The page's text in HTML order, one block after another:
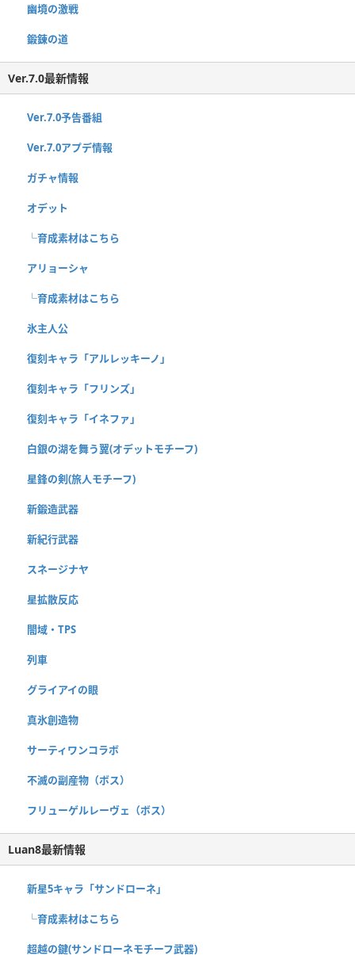
幽境の激戦
鍛錬の道
Ver.7.0最新情報
Ver.7.0予告番組
Ver.7.0アプデ情報
ガチャ情報
オデット
└育成素材はこちら
アリョーシャ
└育成素材はこちら
氷主人公
復刻キャラ「アルレッキーノ」
復刻キャラ「フリンズ」
復刻キャラ「イネファ」
白銀の湖を舞う翼(オデットモチーフ)
星鋒の剣(旅人モチーフ)
新鍛造武器
新紀行武器
スネージナヤ
星拡散反応
闇域・TPS
列車
グライアイの眼
真氷創造物
サーティワンコラボ
不滅の副産物（ボス）
フリューゲルレーヴェ（ボス）
Luan8最新情報
新星5キャラ「サンドローネ」
└育成素材はこちら
超越の鍵(サンドローネモチーフ武器)